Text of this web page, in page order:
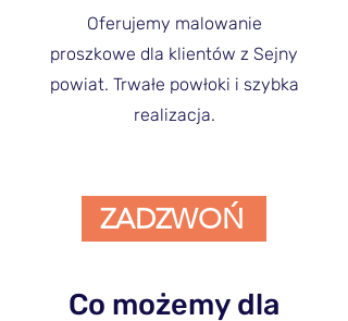
Oferujemy malowanie
proszkowe dla klientów z Sejny
powiat. Trwałe powłoki i szybka
realizacja.
ZADZWOŃ
Co możemy dla